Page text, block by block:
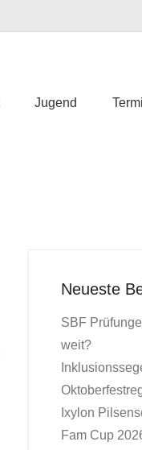
Jugend
Neueste
SBF
weit?
Ixylon
Fam Cup